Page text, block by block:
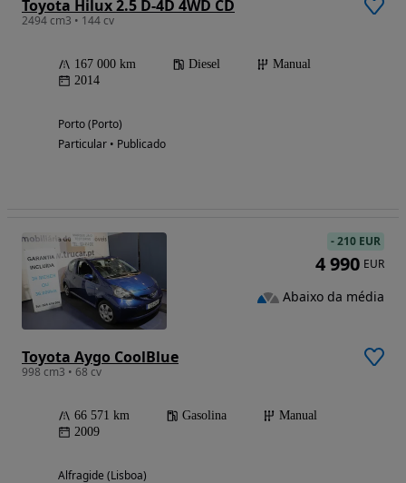
Toyota Hilux 2.5 D-4D 4WD CD
2494 cm3 • 144 cv
167 000 km Diesel
Manual
2014
Porto (Porto)
Particular • Publicado
Toyota Aygo CoolBlue
998 cm3 • 68 cv
66 571 km Gasolina
Manual
2009
Alfragide (Lisboa)
-210 EUR
4 990 EUR
Abaixo da média